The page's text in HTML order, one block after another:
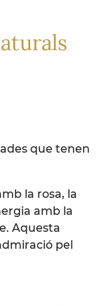
que tenen
la rosa, la
amb la
Aquesta
pel